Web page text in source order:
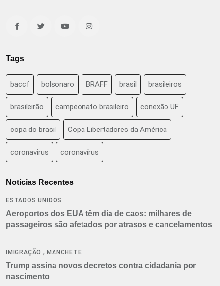
Tags
baccf bolsonaro BRAFF brasil brasileiros
brasileirão campeonato brasileiro conexão UF
copa do brasil Copa Libertadores da América
coronavirus coronavírus
Notícias Recentes
ESTADOS UNIDOS
Aeroportos dos EUA têm dia de caos: milhares de
passageiros são afetados por atrasos e cancelamentos
IMIGRAÇÃO ,MANCHETE
Trump assina novos decretos contra cidadania por
nascimento